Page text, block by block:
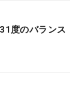
度のバランス